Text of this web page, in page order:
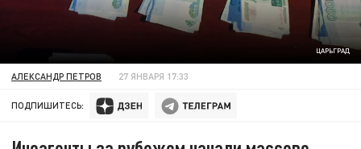
ЦАРЬГРАД
АЛЕКСАНДР ПЕТРОВ 27 ЯНВАРЯ 17:33
ПОДПИШИТЕСЬ: